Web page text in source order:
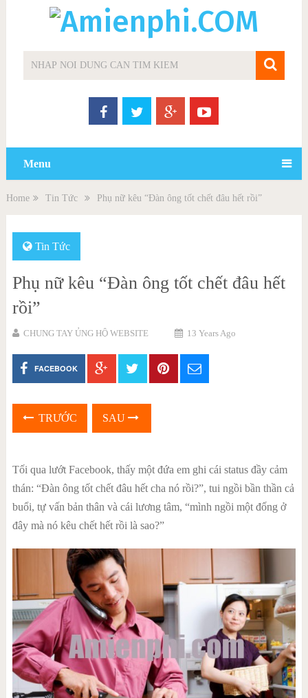
Menu
Home Tin Tức Phụ nữ kêu “Đàn ông tốt chết đâu hết rồi”
Tin Tức
Phụ nữ kêu “Đàn ông tốt chết đâu hết
rồi”
CHUNG TAY ỦNG HỘ WEBSITE 13 Years Ago
FACEBOOK
TRƯỚC SAU
Tối qua lướt Facebook, thấy một đứa em ghi cái status đầy cảm
thán: “Đàn ông tốt chết đâu hết cha nó rồi?”, tui ngồi bần thần cả
buổi, tự vấn bản thân và cái lương tâm, “mình ngồi một đống ở
đây mà nó kêu chết hết rồi là sao?”